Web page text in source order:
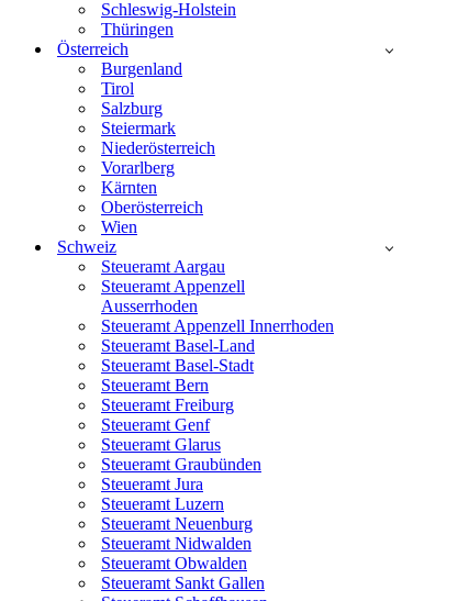
Schleswig-Holstein
Thüringen
Österreich
Burgenland
Tirol
Salzburg
Steiermark
Niederösterreich
Vorarlberg
Kärnten
Oberösterreich
Wien
Schweiz
Steueramt Aargau
Steueramt Appenzell
Ausserrhoden
Steueramt Appenzell Innerrhoden
Steueramt Basel-Land
Steueramt Basel-Stadt
Steueramt Bern
Steueramt Freiburg
Steueramt Genf
Steueramt Glarus
Steueramt Graubünden
Steueramt Jura
Steueramt Luzern
Steueramt Neuenburg
Steueramt Nidwalden
Steueramt Obwalden
Steueramt Sankt Gallen